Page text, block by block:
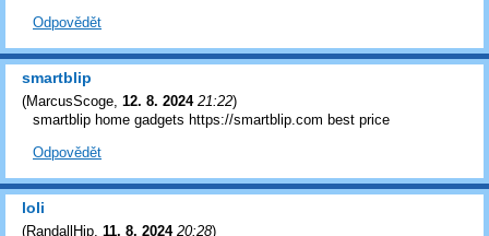
Odpovědět
smartblip
(MarcusScoge, 12. 8. 2024 21:22)
smartblip home gadgets https://smartblip.com best price
Odpovědět
loli
(RandallHip, 11. 8. 2024 20:28)